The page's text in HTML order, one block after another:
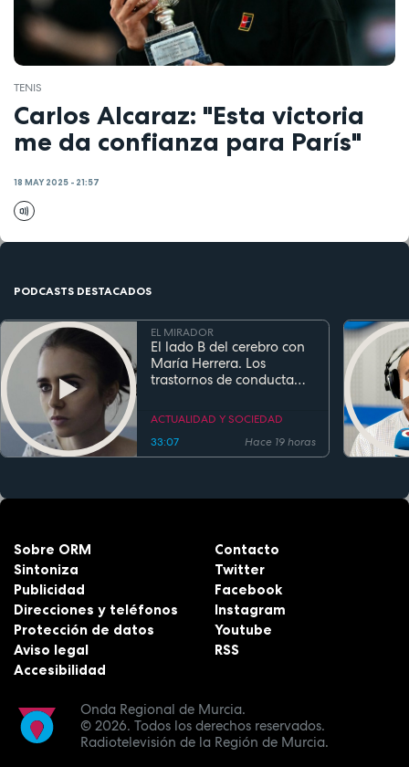
TENIS
Carlos Alcaraz: "Esta victoria
me da confianza para París"
18 MAY 2025 - 21:57
PODCASTS DESTACADOS
EL MIRADOR
El lado B del cerebro con
María Herrera. Los
trastornos de conducta
ACTUALIDAD Y SOCIEDAD
33:07
Hace 19 horas
Onda Regional de Murcia.
© 2026. Todos los derechos reservados.
Radiotelevisión de la Región de Murcia.
Sobre ORM
Sintoniza
Publicidad
Direcciones y teléfonos
Protección de datos
Aviso legal
Accesibilidad
Contacto
Twitter
Facebook
Instagram
Youtube
RSS